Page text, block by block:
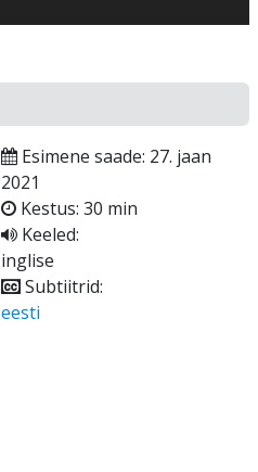
Esimene saade: 27. jaan
2021
Kestus: 30 min
Keeled:
inglise
Subtiitrid:
eesti